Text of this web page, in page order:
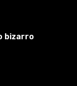
pontos e destrói
bizarro